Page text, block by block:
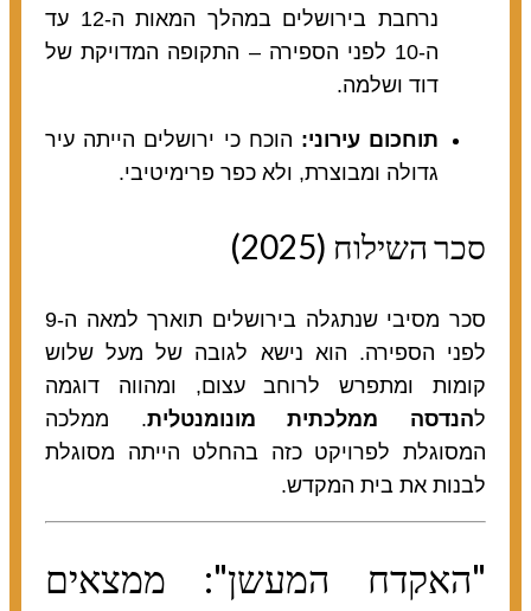
נרחבת בירושלים במהלך המאות ה-12 עד
ה-10 לפני הספירה – התקופה המדויקת של
דוד ושלמה.
תוחכום עירוני:הוכח כי ירושלים הייתה עיר
גדולה ומבוצרת, ולא כפר פרימיטיבי.
סכר השילוח (2025)
סכר מסיבי שנתגלה בירושלים תוארך למאה ה-9
לפני הספירה. הוא נישא לגובה של מעל שלוש
קומות ומתפרש לרוחב עצום, ומהווה דוגמה
להנדסה ממלכתית מונומנטלית. ממלכה
המסוגלת לפרויקט כזה בהחלט הייתה מסוגלת
לבנות את בית המקדש.
"האקדח המעשן": ממצאים